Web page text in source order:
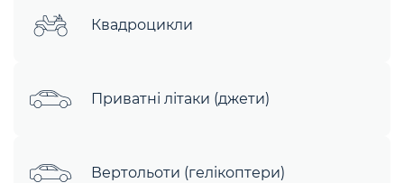
Квадроцикли
Приватні літаки (джети)
Вертольоти (гелікоптери)